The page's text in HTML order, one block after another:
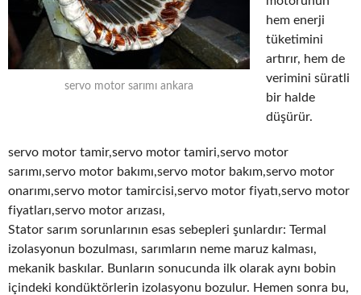
servo motor sarımı ankara
hem enerji
tüketimini
artırır, hem de
verimini süratli
bir halde
düşürür.
servo motor tamir,servo motor tamiri,servo motor
sarımı,servo motor bakımı,servo motor bakım,servo motor
onarımı,servo motor tamircisi,servo motor fiyatı,servo motor
fiyatları,servo motor arızası,
Stator sarım sorunlarının esas sebepleri şunlardır: Termal
izolasyonun bozulması, sarımların neme maruz kalması,
mekanik baskılar. Bunların sonucunda ilk olarak aynı bobin
içindeki kondüktörlerin izolasyonu bozulur. Hemen sonra bu,